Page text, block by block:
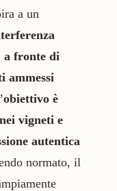
a un
a fronte di
ammessi
obiettivo è
vigneti e
autentica
normato, il